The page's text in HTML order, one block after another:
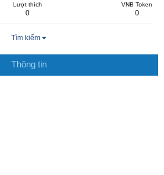
Lượt thích
0
VNB Token
0
Tìm kiếm
Thông tin